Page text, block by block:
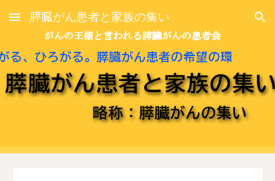
Skip to main content Skip to navigation
膵臓がん患者と家族の集い